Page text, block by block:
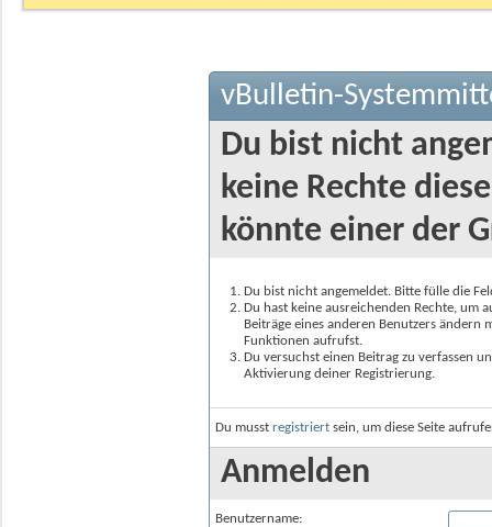
vBulletin-
Du bist nicht
keine Rechte
könnte einer der
Du bist nicht angemeldet. Bitte fülle die
Du hast keine ausreichenden Rechte, um
Beiträge eines anderen Benutzers
Funktionen aufrufst.
Du versuchst einen Beitrag zu verfassen
Aktivierung deiner Registrierung.
Du musst registriert sein, um diese Seite
Anmelden
Benutzername: